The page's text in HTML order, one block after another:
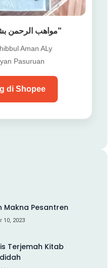
"مواهب الرحمن
Aman ALy
Pasuruan
di Shopee
Pesantren
10, 2023
Terjemah Kitab